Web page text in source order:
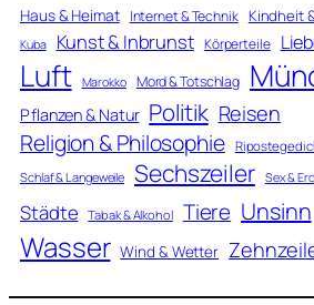
Haus & Heimat Internet & Technik Kindheit
Kuba Kunst & Inbrunst Körperteile
Luft Marokko Mord & Totschlag
Pflanzen & Natur Politik Reisen
Religion & Philosophie
Schlaf & Langeweile Sechszeiler Sex &
Städte Tabak & Alkohol Tiere Unsinn
Wasser Wind & Wetter